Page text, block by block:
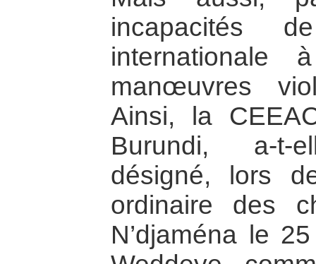
incapacités
internationale
manœuvres
Ainsi, la
Burundi, a-t-
désigné, lors
ordinaire des
N’djaména le